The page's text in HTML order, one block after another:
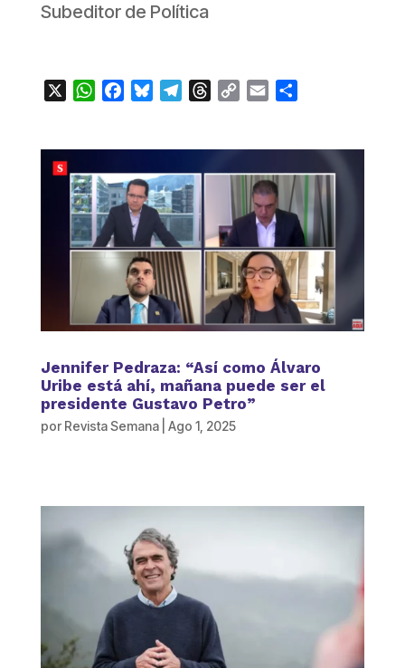
Subeditor de Política
WhatsApp
FacebookBlueskyTelegramThreads
Copy Email
Jennifer Pedraza: “Así como Álvaro
Uribe está ahí, mañana puede ser el
presidente Gustavo Petro”
por Revista Semana| Ago 1, 2025